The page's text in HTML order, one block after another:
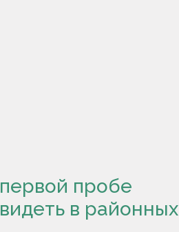
пробе
в районных